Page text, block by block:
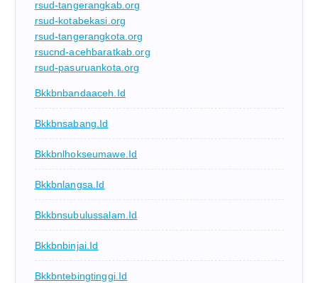
rsud-tangerangkab.org
rsud-kotabekasi.org
rsud-tangerangkota.org
rsucnd-acehbaratkab.org
rsud-pasuruankota.org
Bkkbnbandaaceh.id
Bkkbnsabang.id
Bkkbnlhokseumawe.id
Bkkbnlangsa.id
Bkkbnsubulussalam.id
Bkkbnbinjai.id
Bkkbntebingtinggi.id